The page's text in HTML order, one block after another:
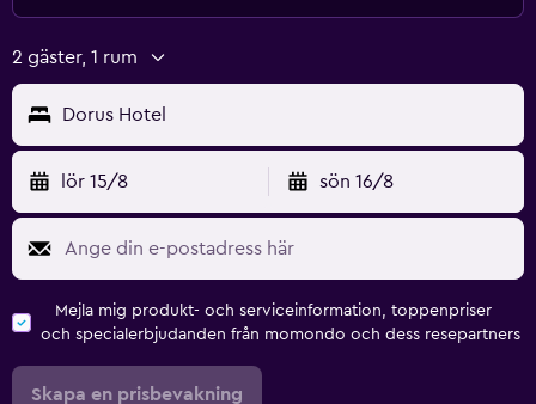
2 gäster, 1 rum
Dorus Hotel
lör 15/8 sön 16/8
Mejla mig produkt- och serviceinformation, toppenpriser
och specialerbjudanden från momondo och dess resepartners
Skapa en prisbevakning